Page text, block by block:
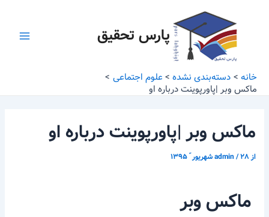
پارس تحقیق
خانه دسته‌بندی نشده
علوم اجتماعی
ماکس وبر |پاورپوینت درباره او
ماکس وبر |پاورپوینت درباره او
از admin/۲۸ شهریور ّ ۱۳۹۵
ماکس وبر